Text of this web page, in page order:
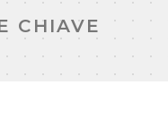
CHIAVE